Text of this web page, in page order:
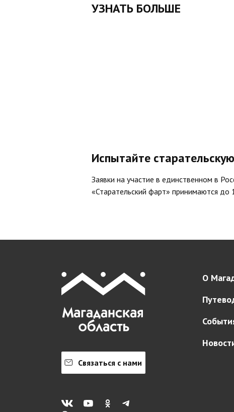
УЗНАТЬ БОЛЬШЕ
Испытайте
Заявки на участие в единственном в
«Старательский фарт» принимаются до
Связаться с нами
О